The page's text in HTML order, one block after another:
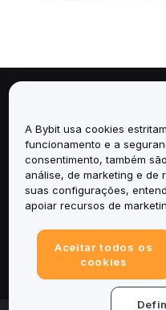
Serviços
Suporte
A Bybit usa cookies
funcionamento e a
consentimento, também
análise, de marketing e de
suas configurações,
apoiar recursos de
Aceitar todos os
cookies